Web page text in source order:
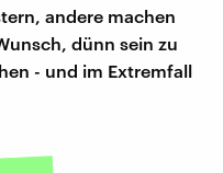
andere machen
dünn sein zu
- und im Extremfall